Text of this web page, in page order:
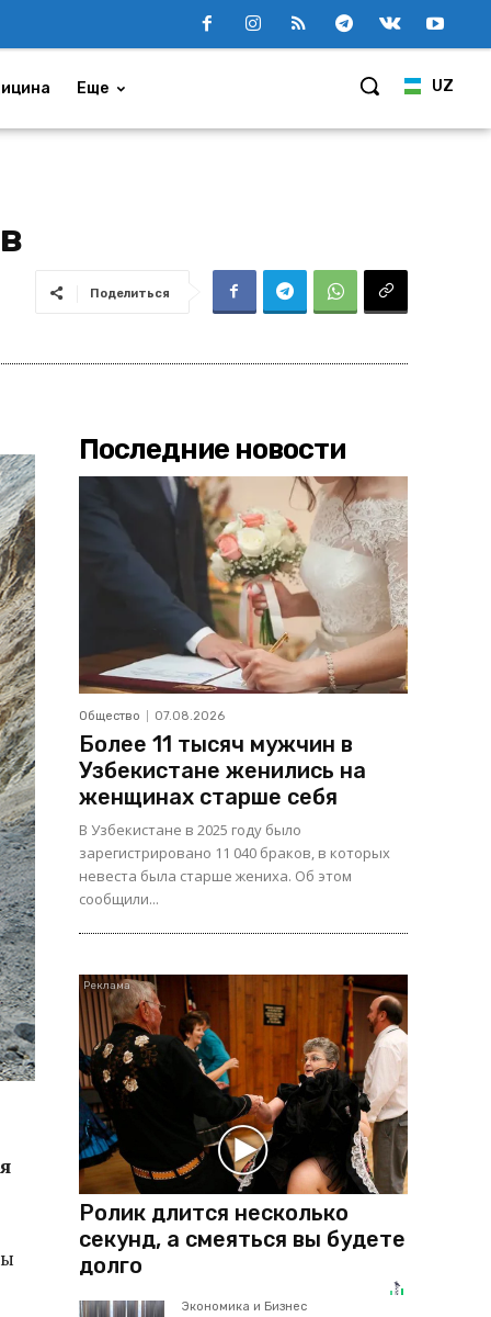
UZ
Еще
Поделиться
Последние новости
Общество 07.08.2026
Более 11 тысяч мужчин в
Узбекистане женились на
женщинах старше себя
В Узбекистане в 2025 году было
зарегистрировано 11 040 браков, в которых
невеста была старше жениха. Об этом
сообщили...
Ролик длится несколько
секунд, а смеяться вы будете
долго
Экономика и Бизнес